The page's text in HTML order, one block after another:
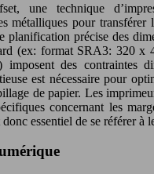
une technique
métalliques pour transférer
planification précise des
(ex: format SRA3: 320 x
des contraintes
est nécessaire pour
de papier. Les
concernant les
essentiel de se référer à